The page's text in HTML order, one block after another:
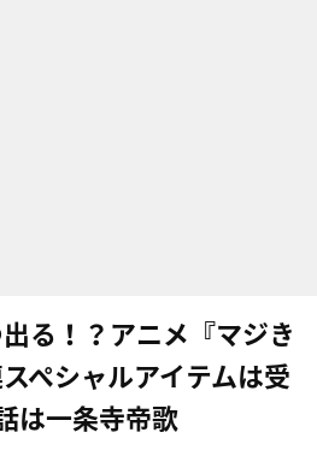
る！？アニメ『マジき
ペシャルアイテムは受
は一条寺帝歌